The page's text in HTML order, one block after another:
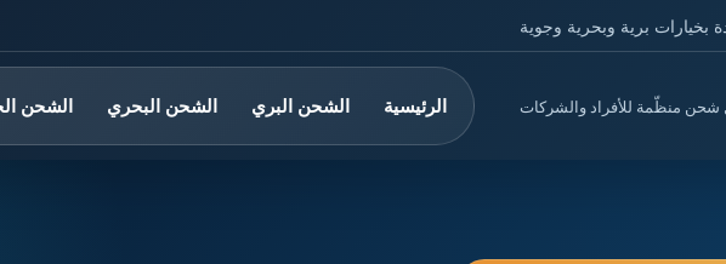
برية وبحرية وجوية
شحن منظّمة للأفراد والشركات الرئيسية الشحن البري الشحن البحري الشحن